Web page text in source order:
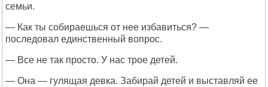
семьи.
— Как ты собираешься от нее избавиться? —
последовал единственный вопрос.
— Все не так просто. У нас трое детей.
— Она — гулящая девка. Забирай детей и выставляй ее